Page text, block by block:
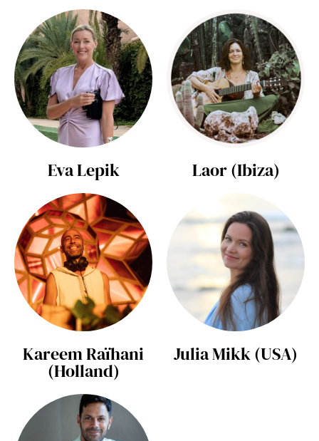
Eva Lepik Laor (Ibiza)
Kareem Raïhani
(Holland)
Julia Mikk (USA)